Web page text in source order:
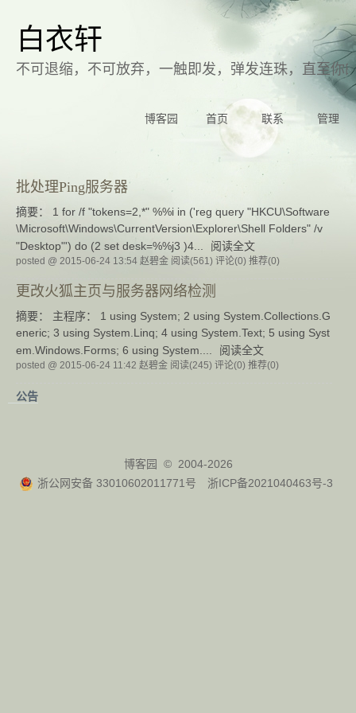
白衣轩
不可退缩，不可放弃，一触即发，弹发连珠，直至你
博客园 首页 联系 管理
批处理Ping服务器
摘要： 1 for /f "tokens=2,*" %%i in ('reg query "HKCU\Software
\Microsoft\Windows\CurrentVersion\Explorer\Shell Folders" /v
"Desktop"') do (2 set desk=%%j3 )4...
阅读全文
posted @ 2015-06-24 13:54 赵碧金 阅读(561) 评论(0) 推荐(0)
更改火狐主页与服务器网络检测
摘要： 主程序： 1 using System; 2 using System.Collections.G
eneric; 3 using System.Linq; 4 using System.Text; 5 using Syst
em.Windows.Forms; 6 using System....
阅读全文
posted @ 2015-06-24 11:42 赵碧金 阅读(245) 评论(0) 推荐(0)
公告
博客园
© 2004-2026
浙公网安备 33010602011771号
浙ICP备2021040463号-3